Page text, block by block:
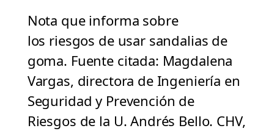
Nota que informa sobre
los riesgos de usar sandalias de
goma. Fuente citada: Magdalena
Vargas, directora de Ingeniería en
Seguridad y Prevención de
Riesgos de la U. Andrés Bello. CHV,